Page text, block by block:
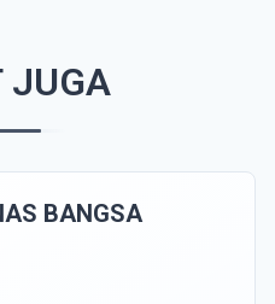
JUGA
BANGSA